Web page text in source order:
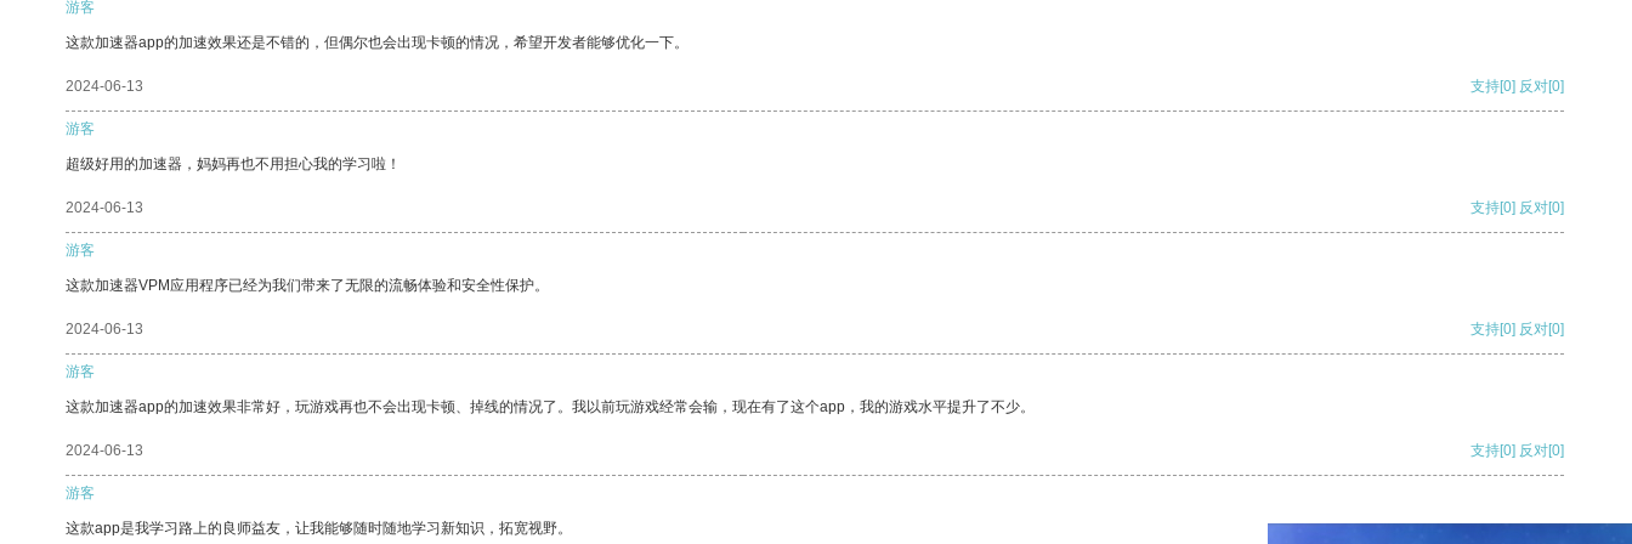
游客
这款加速器app的加速效果还是不错的，但偶尔也会出现卡顿的情况，希望开发者能够优化一下。
2024-06-13 支持[0] 反对[0]
游客
超级好用的加速器，妈妈再也不用担心我的学习啦！
2024-06-13 支持[0] 反对[0]
游客
这款加速器VPM应用程序已经为我们带来了无限的流畅体验和安全性保护。
2024-06-13 支持[0] 反对[0]
游客
这款加速器app的加速效果非常好，玩游戏再也不会出现卡顿、掉线的情况了。我以前玩游戏经常会输，现在有了这个app，我的游戏水平提升了不少。
2024-06-13 支持[0] 反对[0]
游客
这款app是我学习路上的良师益友，让我能够随时随地学习新知识，拓宽视野。